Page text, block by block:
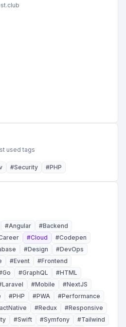
used tags
#Security #PHP
#Angular #Backend
#Cloud #Codepen
#Design #DevOps
#Event #Frontend
Go #GraphQL #HTML
Laravel #Mobile #NextJS
#PHP #PWA #Performance
#Redux #Responsive
#Swift #Symfony #Tailwind